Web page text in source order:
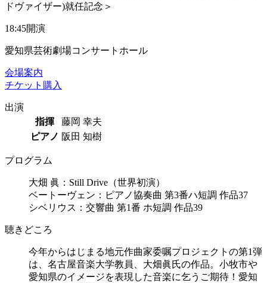
ドヴァイザー)就任記念＞
18:45開演
愛知県芸術劇場コンサートホール
会場案内
チケット購入
出演
指揮
藤岡 幸夫
ピアノ 阪田 知樹
プログラム
大畑 眞：Still Drive（世界初演）
ベートーヴェン：ピアノ協奏曲 第3番ハ短調 作品37
シベリウス：交響曲 第1番 ホ短調 作品39
聴きどころ
今年からはじまる地元作曲家委嘱プロジェクトの第1弾
は、名古屋音楽大学教員、大畑眞氏の作品。小牧市や
愛知県のイメージを表現した音楽に乞うご期待！愛知